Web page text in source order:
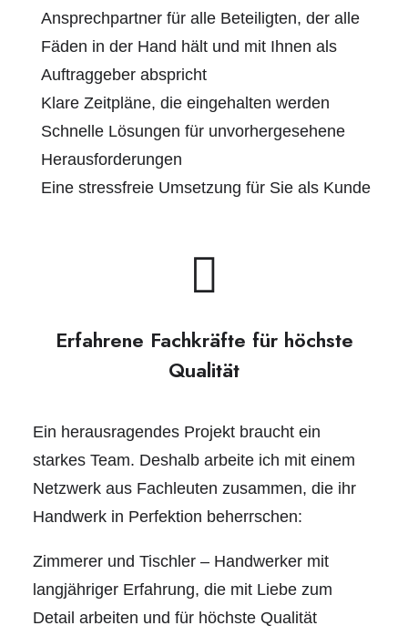
Ansprechpartner für alle Beteiligten, der alle
Fäden in der Hand hält und mit Ihnen als
Auftraggeber abspricht
Klare Zeitpläne, die eingehalten werden
Schnelle Lösungen für unvorhergesehene
Herausforderungen
Eine stressfreie Umsetzung für Sie als Kunde
Erfahrene Fachkräfte für höchste
Qualität
Ein herausragendes Projekt braucht ein
starkes Team. Deshalb arbeite ich mit einem
Netzwerk aus Fachleuten zusammen, die ihr
Handwerk in Perfektion beherrschen:
Zimmerer und Tischler – Handwerker mit
langjähriger Erfahrung, die mit Liebe zum
Detail arbeiten und für höchste Qualität